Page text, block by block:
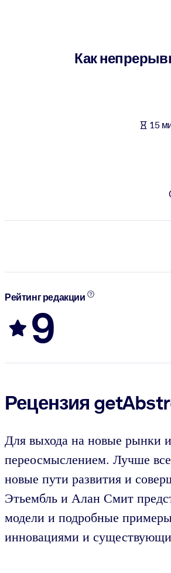
Для корпоративных библиотек
Обогатите корпоративную
Используйте надежные
Как
15
Рейтинг редакции
9
Рецензия
Для выхода на новые рынки
переосмыслением. Лучше
новые пути развития и
Этьембль и Алан Смит
модели и подробные
инновациями и